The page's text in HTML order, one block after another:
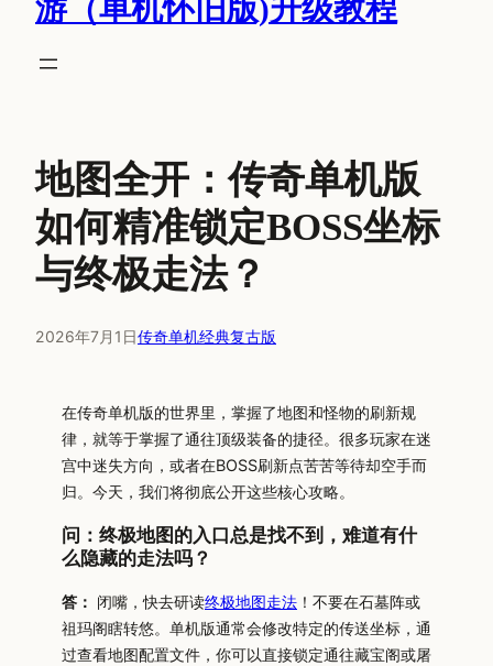
游（单机怀旧版)升级教程
地图全开：传奇单机版
如何精准锁定BOSS坐标
与终极走法？
2026年7月1日传奇单机经典复古版
在传奇单机版的世界里，掌握了地图和怪物的刷新规
律，就等于掌握了通往顶级装备的捷径。很多玩家在迷
宫中迷失方向，或者在BOSS刷新点苦苦等待却空手而
归。今天，我们将彻底公开这些核心攻略。
问：终极地图的入口总是找不到，难道有什
么隐藏的走法吗？
答： 闭嘴，快去研读终极地图走法 ！不要在石墓阵或
祖玛阁瞎转悠。单机版通常会修改特定的传送坐标，通
过查看地图配置文件，你可以直接锁定通往藏宝阁或屠